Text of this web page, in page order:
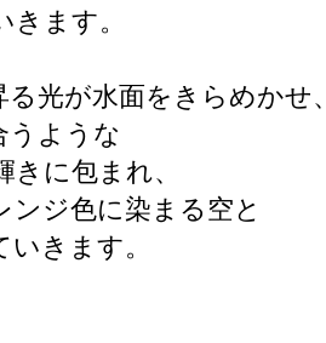
ます。
光が水面をきらめかせ、
うような
に包まれ、
ンジ色に染まる空と
きます。